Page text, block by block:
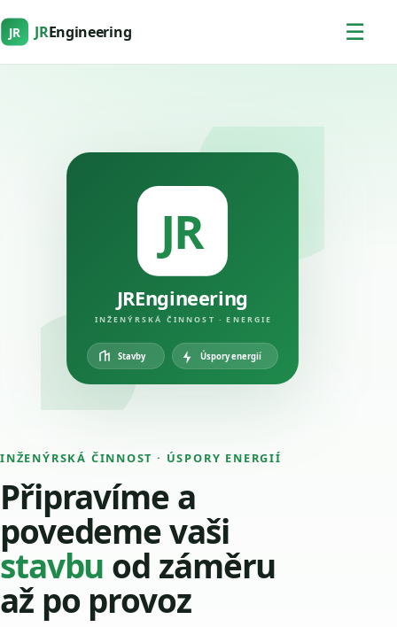
JR JREngineering ☰
INŽENÝRSKÁ ČINNOST · ÚSPORY ENERGIÍ
Připravíme a
povedeme vaši
stavbu od záměru
až po provoz
JR
JREngineering
INŽENÝRSKÁ ČINNOST · ENERGIE
Stavby Úspory energií